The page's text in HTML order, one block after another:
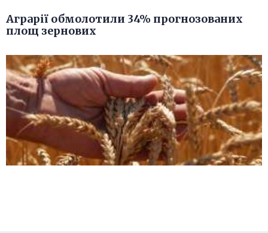
Аграрії обмолотили 34% прогнозованих
площ зернових